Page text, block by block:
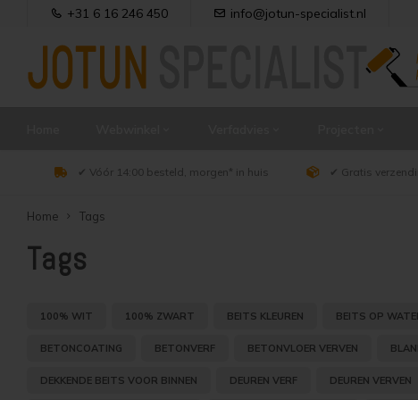
+31 6 16 246 450 info@jotun-specialist.nl
✔ Vóór 14:00 besteld, morgen* in huis ✔ Gratis
Home Tags
Tags
100% WIT 100% ZWART BEITS KLEUREN BEITS OP
BETONCOATING BETONVERF BETONVLOER VERVEN
DEKKENDE BEITS VOOR BINNEN DEUREN VERF DEUREN VERVEN